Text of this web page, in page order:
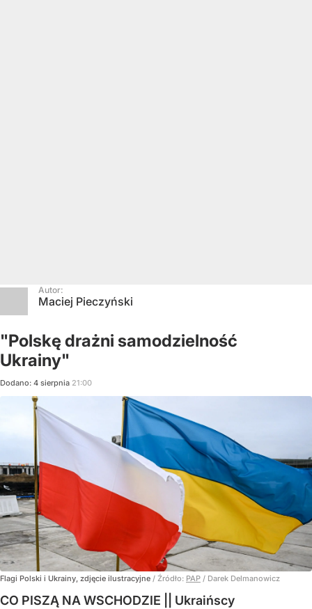
Autor:
Maciej Pieczyński
"Polskę drażni samodzielność
Ukrainy"
Dodano: 4 sierpnia 21:00
Flagi Polski i Ukrainy, zdjęcie ilustracyjne / Źródło: PAP / Darek Delmanowicz
CO PISZĄ NA WSCHODZIE || Ukraińscy